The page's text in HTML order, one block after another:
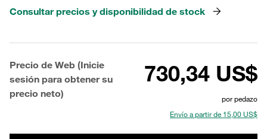
Consultar precios y disponibilidad de stock
Precio de Web (Inicie
sesión para obtener su
precio neto)
730,34 US$
por pedazo
Envío a partir de 15,00 US$